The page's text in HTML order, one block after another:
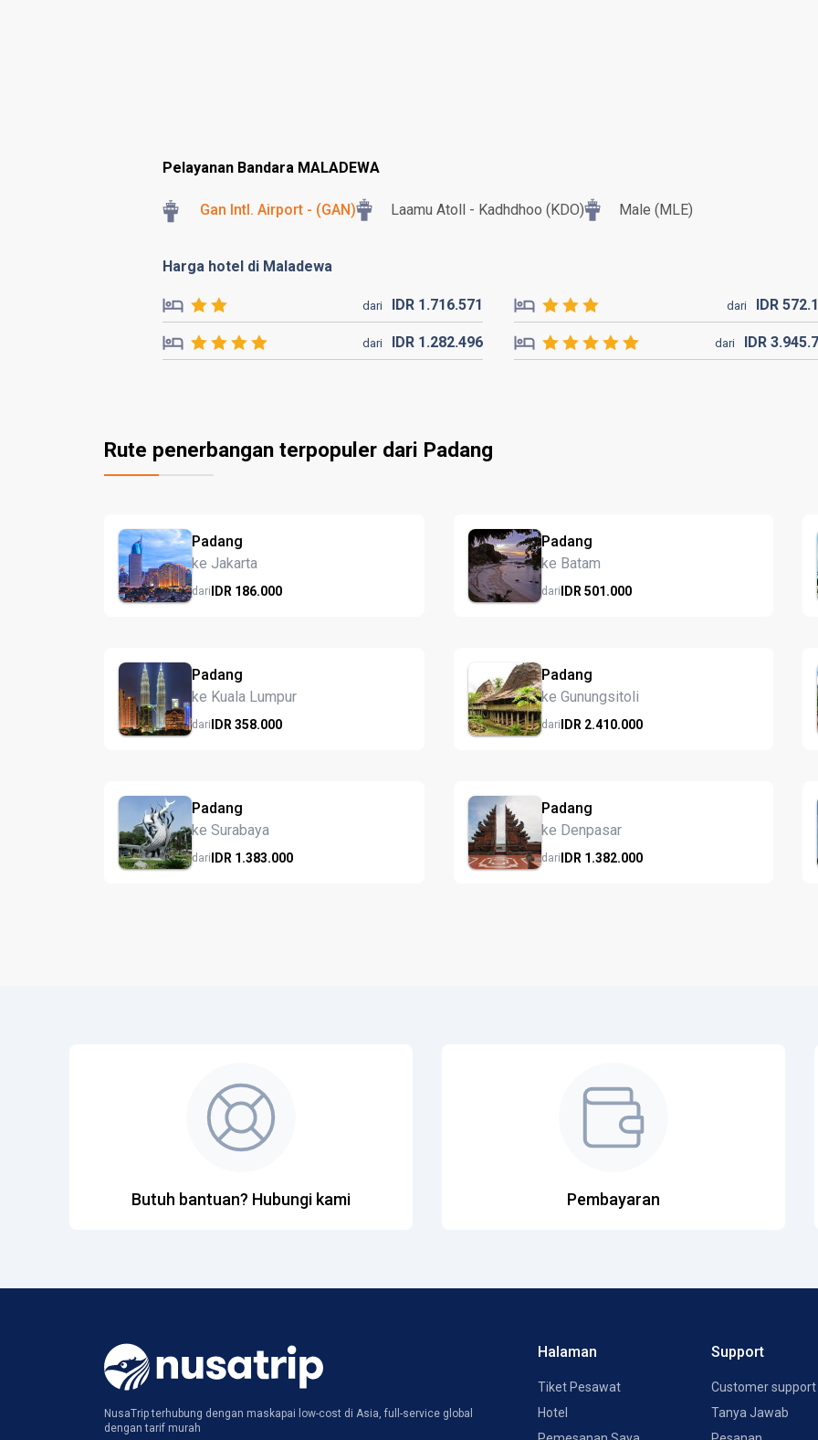
Pelayanan Bandara MALADEWA
Gan Intl. Airport - (GAN) Laamu Atoll - Kadhdhoo (KDO) Male (MLE)
Harga hotel di Maladewa
dari IDR 1.716.571 dari IDR 572.
dari IDR 1.282.496 dari IDR 3.945.
Rute penerbangan terpopuler dari Padang
Padang
ke Jakarta
dariIDR 186.000
Padang
ke Batam
dariIDR 501.000
Padang
ke Kuala Lumpur
dariIDR 358.000
Padang
ke Gunungsitoli
dariIDR 2.410.000
Padang
ke Surabaya
dariIDR 1.383.000
Padang
ke Denpasar
dariIDR 1.382.000
Butuh bantuan? Hubungi kami Pembayaran
NusaTrip terhubung dengan maskapai low-cost di Asia, full-service global
dengan tarif murah
Halaman
Tiket Pesawat
Hotel
Support
Customer support
Tanya Jawab